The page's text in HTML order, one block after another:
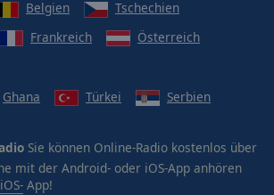
Belgien
Tschechien
Frankreich Österreich
Ghana Türkei Serbien
Sie können Online-Radio kostenlos über
mit der Android- oder iOS-App anhören
iOS- App!